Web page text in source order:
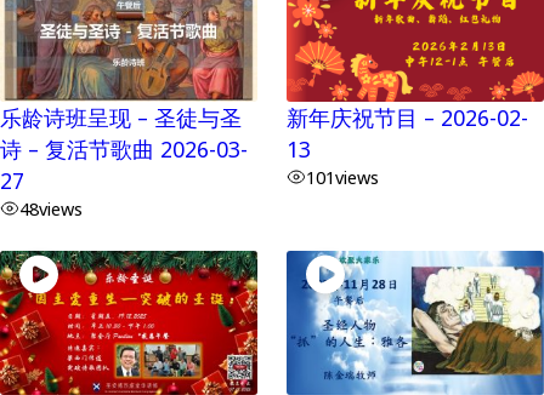
乐龄诗班呈现 – 圣徒与圣
诗 – 复活节歌曲 2026-03-
27
48views
新年庆祝节目 – 2026-02-
13
101views